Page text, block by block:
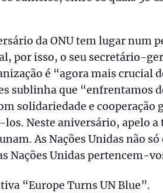
da ONU tem lugar num
por isso, o seu secretário-
é “agora mais crucial
sublinha que “enfrentamos
solidariedade e cooperação
los. Neste aniversário, apelo a
As Nações Unidas não
Nações Unidas pertencem-
“Europe Turns UN Blue”.